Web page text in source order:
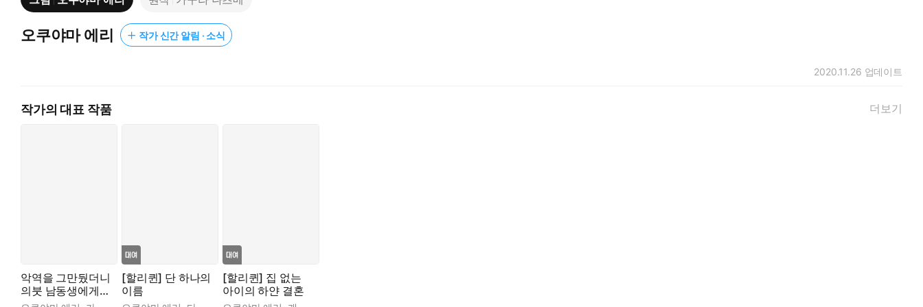
오쿠야마 에리 작가 신간 알림 · 소식
2020.11.26 업데이트
작가의 대표 작품 더보기
악역을 그만뒀더니
의붓 남동생에게
익애받았습니다
[할리퀸] 단 하나의
이름
[할리퀸] 집 없는
아이의 하얀 결혼